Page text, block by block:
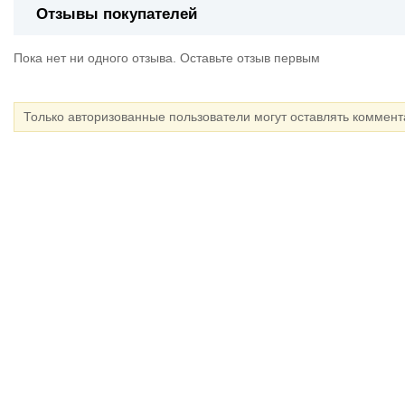
Отзывы покупателей
Пока нет ни одного отзыва. Оставьте отзыв первым
Только авторизованные пользователи могут оставлять